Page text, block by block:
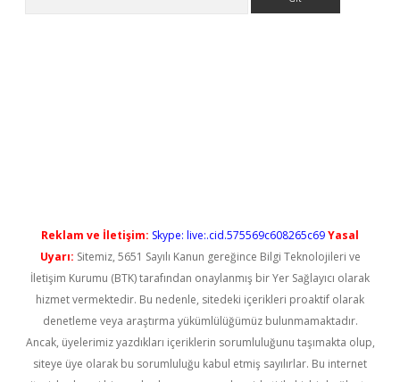
Reklam ve İletişim: Skype: live:.cid.575569c608265c69Yasal
Uyarı: Sitemiz, 5651 Sayılı Kanun gereğince Bilgi Teknolojileri ve
İletişim Kurumu (BTK) tarafından onaylanmış bir Yer Sağlayıcı olarak
hizmet vermektedir. Bu nedenle, sitedeki içerikleri proaktif olarak
denetleme veya araştırma yükümlülüğümüz bulunmamaktadır.
Ancak, üyelerimiz yazdıkları içeriklerin sorumluluğunu taşımakta olup,
siteye üye olarak bu sorumluluğu kabul etmiş sayılırlar. Bu internet